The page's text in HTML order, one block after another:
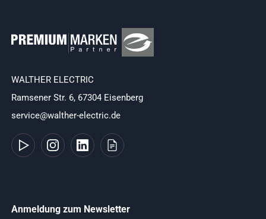
WALTHER ELECTRIC
Ramsener Str. 6, 67304 Eisenberg
service@walther-electric.de
Anmeldung zum Newsletter